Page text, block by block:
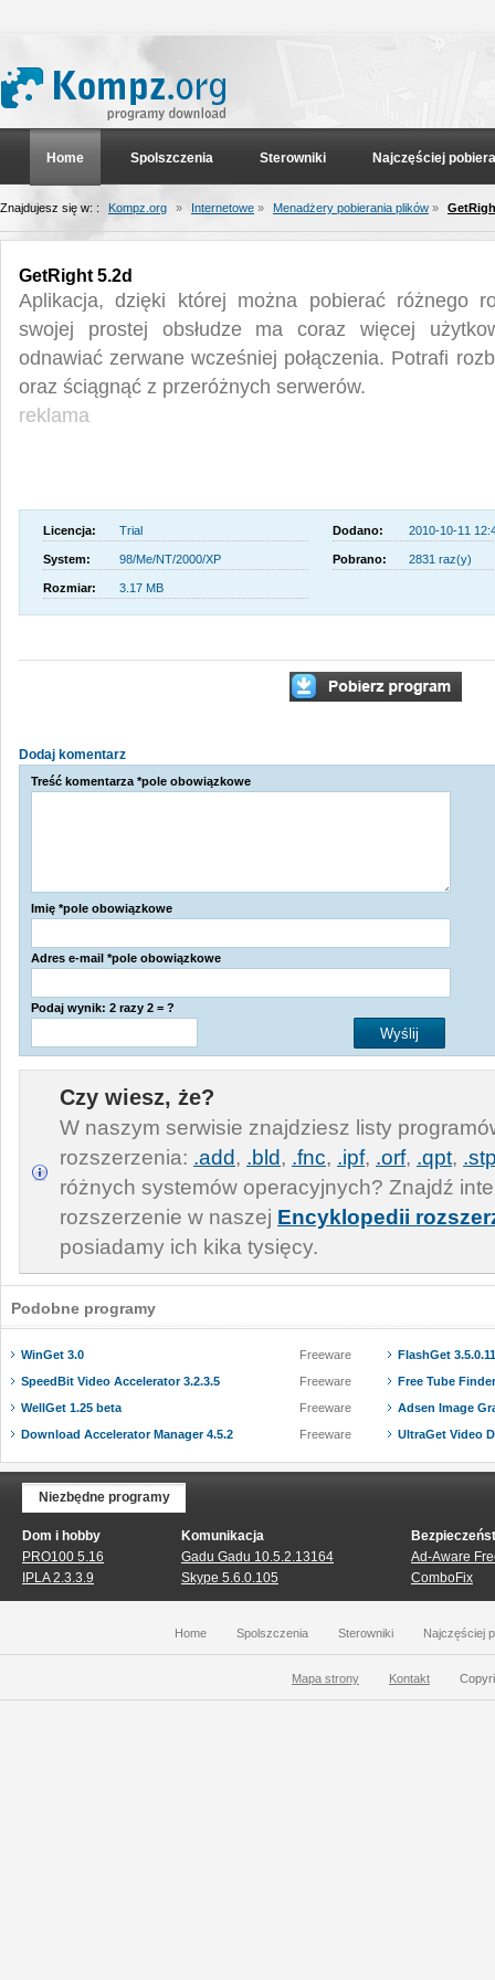
Home Spolszczenia Sterowniki Najczęściej
Znajdujesz się w: : Kompz.org » Internetowe » Menadżery pobierania plików »
GetRight 5.2d
Aplikacja, dzięki której można pobierać różnego
swojej prostej obsłudze ma coraz więcej
odnawiać zerwane wcześniej połączenia. Potrafi
oraz ściągnąć z przeróżnych serwerów.
reklama
Licencja: Trial Dodano: 2010-10-11
System: 98/Me/NT/2000/XP Pobrano: 2831 raz(y)
Rozmiar: 3.17 MB
Dodaj komentarz
Treść komentarza *pole obowiązkowe
Imię *pole obowiązkowe
Adres e-mail *pole obowiązkowe
Podaj wynik: 2 razy 2 = ?
Czy wiesz, że?
W naszym serwisie znajdziesz listy
rozszerzenia: .add, .bld, .fnc, .ipf, .orf, .qpt,
różnych systemów operacyjnych? Znajdź
rozszerzenie w naszej Encyklopedii
posiadamy ich kika tysięcy.
Podobne programy
WinGet 3.0
Freeware
SpeedBit Video Accelerator 3.2.3.5
Freeware
WellGet 1.25 beta
Freeware
Download Accelerator Manager 4.5.2
Freeware
FlashGet
Free Tube
Adsen Image
UltraGet Video
Niezbędne programy
Dom i hobby
PRO100 5.16
IPLA 2.3.3.9
Komunikacja
Gadu Gadu 10.5.2.13164
Skype 5.6.0.105
Ad-Aware
ComboFix
Home Spolszczenia Sterowniki Najczęściej
Mapa strony Kontakt